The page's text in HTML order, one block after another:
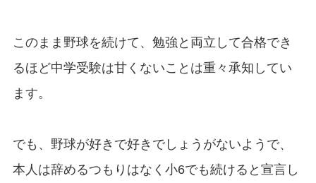
このまま野球を続けて、勉強と両立して合格でき
るほど中学受験は甘くないことは重々承知してい
ます。
でも、野球が好きで好きでしょうがないようで、
本人は辞めるつもりはなく小6でも続けると宣言し